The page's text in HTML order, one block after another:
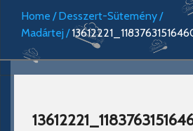
Home
Desszert-Sütemény
Madártej